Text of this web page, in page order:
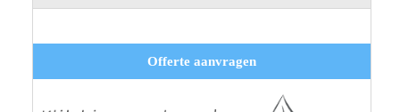
Offerte aanvragen